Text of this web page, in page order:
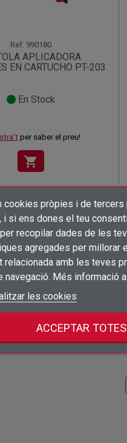
Afegir a la llista
Crear una llista de
Nom de la llista de desitjos
Cancel·lar Crear
((title))
((cancelText))
se
connecteu per a desar els
((title))
((cancelText))
((title))
((cancelText))
cookies pròpies i de tercers
i si ens dones el teu
recopilar dades de les
agregades per millorar
relacionada amb les teves
navegació. Més informació a
les cookies
ACCEPTAR
Ref. 990180
APLICADORA
EN CARTUCHO PT-203
En Stock
per saber el preu!
shopping_cart
i l'aprovisionament